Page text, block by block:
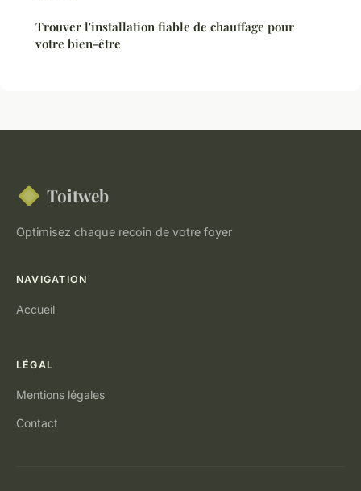
Trouver l'installation fiable de chauffage pour
votre bien-être
Toitweb
Optimisez chaque recoin de votre foyer
NAVIGATION
Accueil
LÉGAL
Mentions légales
Contact